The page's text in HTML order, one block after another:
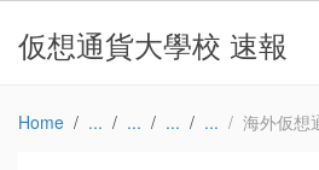
仮想通貨大學校 速報
Home 海外仮想通貨ニュース：Take 74% Off This Bundle